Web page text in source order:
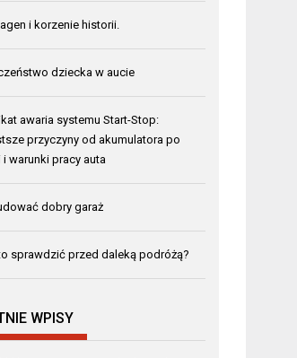
i korzenie historii.
dziecka w aucie
awaria systemu Start-Stop:
przyczyny od akumulatora po
warunki pracy auta
dobry garaż
sprawdzić przed daleką podróżą?
WPISY